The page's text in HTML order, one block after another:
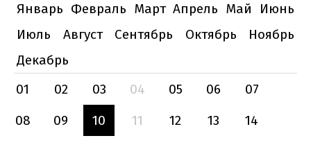
Январь Февраль Март Апрель Май
Июнь
Июль
Август Сентябрь Октябрь
Ноябрь
Декабрь
01
02 03 04 05 06
07
08
09 10 11 12 13
14